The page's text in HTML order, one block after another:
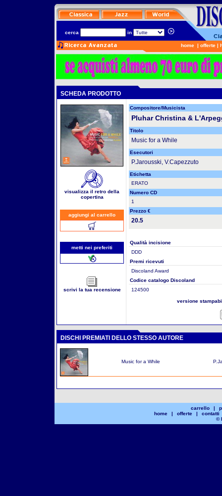
cerca in
home | offerte |
SCHEDA PRODOTTO
visualizza il retro della
copertina
aggiungi al carrello
metti nei preferiti
scrivi la tua recensione
Compositore/Musicista
Pluhar Christina &
Titolo
Music for a While
Esecutori
P.Jarousski, V.Capezzuto
Etichetta
ERATO
Numero CD
1
Prezzo €
20.5
Qualità incisione
DDD
Premi ricevuti
Discoland Award
Codice catalogo Discoland
124500
versione
DISCHI PREMIATI DELLO STESSO AUTORE
Music for a While
carrello |
home
| offerte |
contatti
©